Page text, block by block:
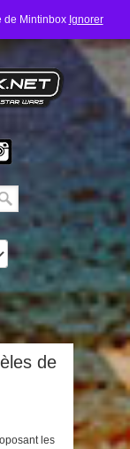
de Mintinbox Ignorer
de
les